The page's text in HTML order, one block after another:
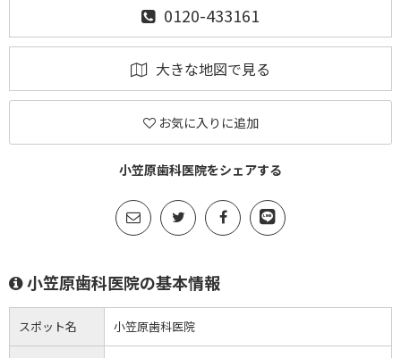
0120-433161
大きな地図で見る
お気に入りに追加
小笠原歯科医院をシェアする
小笠原歯科医院の基本情報
スポット名 小笠原歯科医院